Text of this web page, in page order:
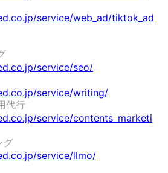
service/web_ad/tiktok_ad
service/seo/
service/writing/
代行
service/contents_marketi
グ
service/llmo/